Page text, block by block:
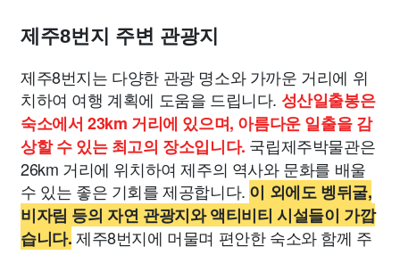
제주8번지 주변 관광지
제주8번지는 다양한 관광 명소와 가까운 거리에 위
치하여 여행 계획에 도움을 드립니다. 성산일출봉은
숙소에서 23km 거리에 있으며, 아름다운 일출을 감
상할 수 있는 최고의 장소입니다. 국립제주박물관은
26km 거리에 위치하여 제주의 역사와 문화를 배울
수 있는 좋은 기회를 제공합니다. 이 외에도 벵뒤굴,
비자림 등의 자연 관광지와 액티비티 시설들이 가깝
습니다.제주8번지에 머물며 편안한 숙소와 함께 주